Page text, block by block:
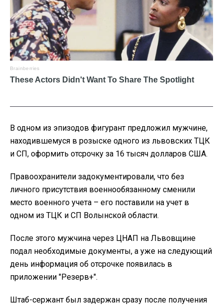
В одном из эпизодов фигурант предложил мужчине,
находившемуся в розыске одного из львовских ТЦК
и СП, оформить отсрочку за 16 тысяч долларов США.
Правоохранители задокументировали, что без
личного присутствия военнообязанному сменили
место военного учета – его поставили на учет в
одном из ТЦК и СП Волынской области.
После этого мужчина через ЦНАП на Львовщине
подал необходимые документы, а уже на следующий
день информация об отсрочке появилась в
приложении "Резерв+".
Штаб-сержант был задержан сразу после получения